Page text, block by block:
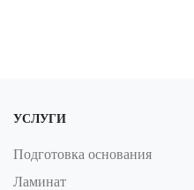
УСЛУГИ
Подготовка основания
Ламинат